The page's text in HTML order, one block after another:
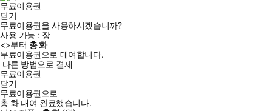
무료이용권
닫기
무료이용권을 사용하시겠습니까?
사용 가능 : 장
<>부터 총화
무료이용권으로 대여합니다.
다른 방법으로 결제
무료이용권
닫기
무료이용권으로
총 화대여 완료했습니다.